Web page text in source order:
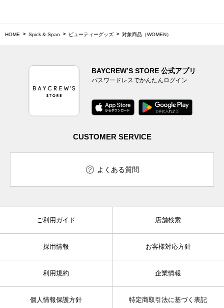
HOME Spick & Span ビューティーグッズ 対象商品（WOMEN）
BAYCREW’S STORE 公式アプリ
パスワードレスでかんたんログイン
CUSTOMER SERVICE
よくある質問
ご利用ガイド 店舗検索
採用情報 お客様対応方針
利用規約 企業情報
個人情報保護方針 特定商取引法に基づく表記